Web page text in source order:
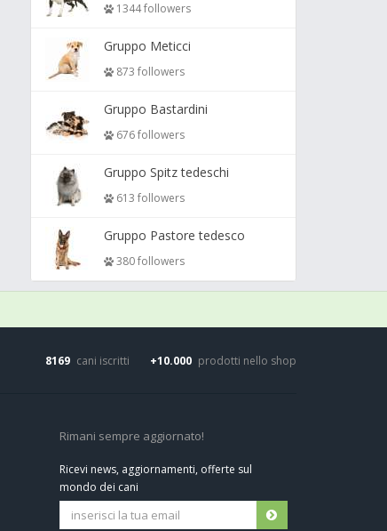
1344 followers
Gruppo Meticci
873 followers
Gruppo Bastardini
676 followers
Gruppo Spitz tedeschi
613 followers
Gruppo Pastore tedesco
380 followers
8169 cani iscritti +10.000 prodotti nello shop
Rimani sempre aggiornato!
Ricevi news, aggiornamenti, offerte sul
mondo dei cani